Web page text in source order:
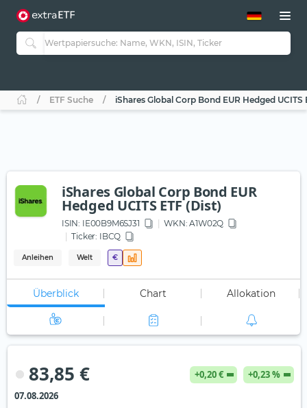
ETF-Guide 2.0
Guide Aktive ETFs
ETF-Sparpläne
ETF Suche iShares Global Corp Bond EUR Hedged UCITS
iShares Global Corp Bond EUR
Hedged UCITS ETF (Dist)
ISIN: IE00B9M6SJ31 WKN: A1W02Q
Ticker: IBCQ
Anleihen Welt €
Überblick Chart Allokation
83,85 € +0,20 €
+0,23 %
07.08.2026